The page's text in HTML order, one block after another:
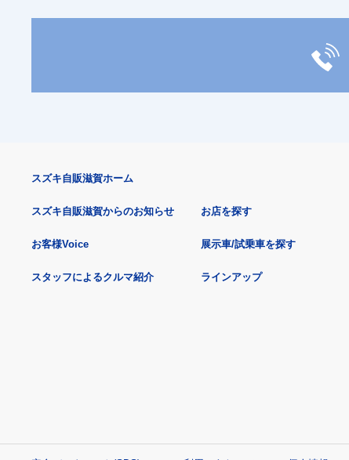
スズキ自販滋賀ホーム
スズキ自販滋賀からのお知らせ
お客様Voice
スタッフによるクルマ紹介
お店を探す
展示車/試乗車を探す
ラインアップ